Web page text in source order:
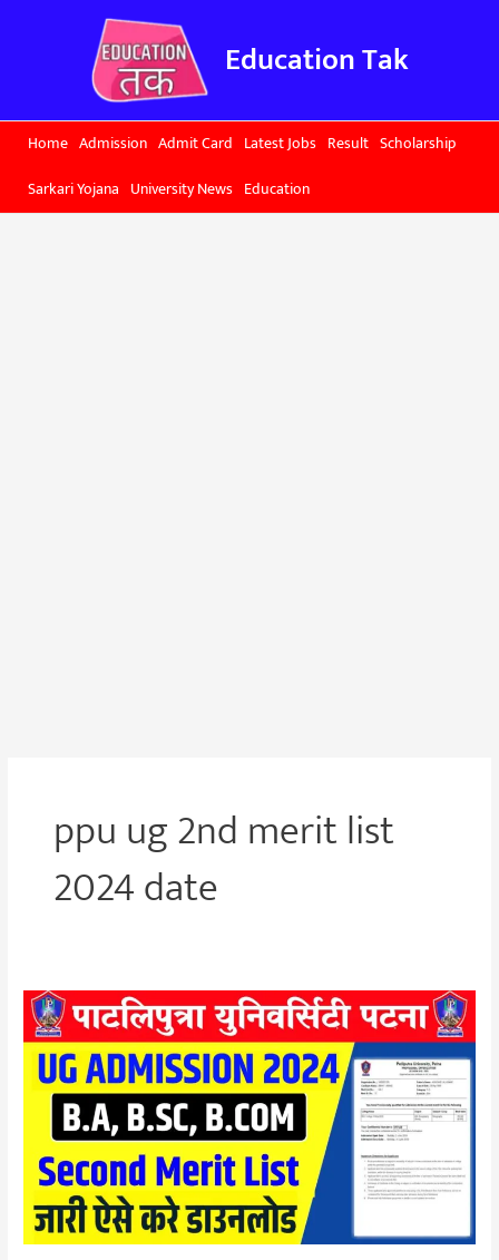
Education Tak
Home Admission Admit Card Latest Jobs Result Scholarship
Sarkari Yojana University News Education
ppu ug 2nd merit list
2024 date
Patliputra
University
UG
2nd
2024
हुआ